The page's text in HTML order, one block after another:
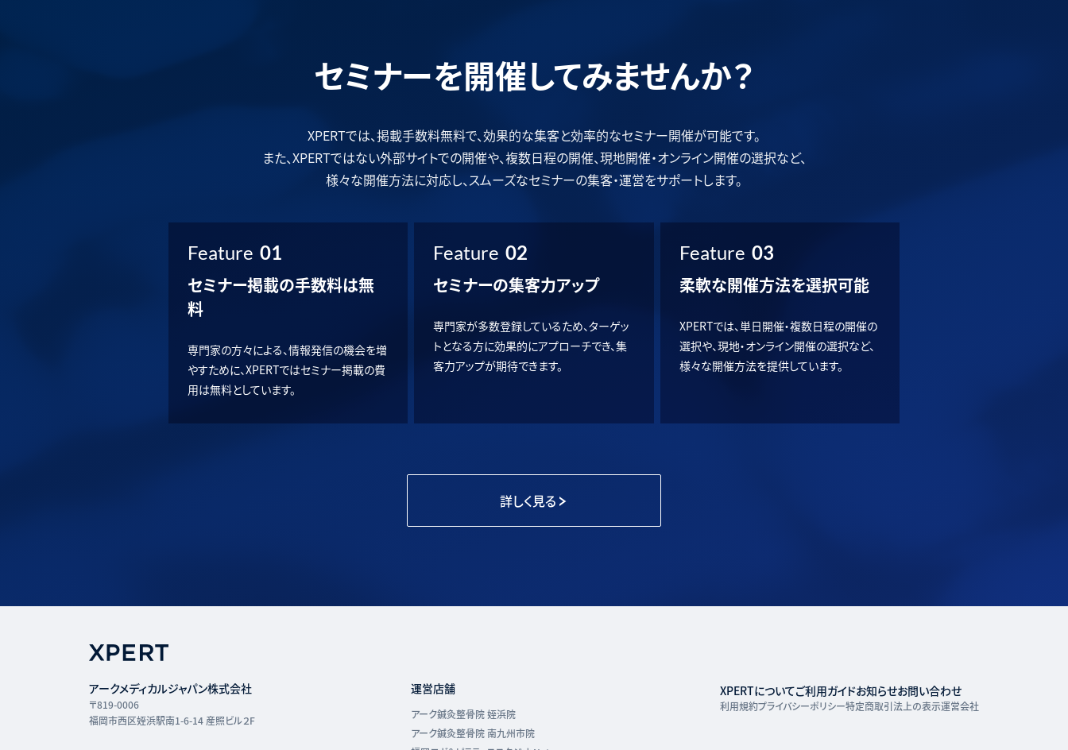
セミナーを開催してみませんか？
XPERTでは、掲載手数料無料で、効果的な集客と効率的なセミナー開催が可能です。
また、XPERTではない外部サイトでの開催や、複数日程の開催、現地開催・オンライン開催の選択など、
様々な開催方法に対応し、スムーズなセミナーの集客・運営をサポートします。
Feature 01
セミナー掲載の手数料は無
料
専門家の方々による、情報発信の機会を増
やすために、XPERTではセミナー掲載の費
用は無料としています。
Feature 02
セミナーの集客力アップ
専門家が多数登録しているため、ターゲッ
トとなる方に効果的にアプローチでき、集
客力アップが期待できます。
Feature 03
柔軟な開催方法を選択可能
XPERTでは、単日開催・複数日程の開催の
選択や、現地・オンライン開催の選択など、
様々な開催方法を提供しています。
詳しく見る
アークメディカルジャパン株式会社
〒819-0006
福岡市西区姪浜駅南1-6-14 産照ビル２F
運営店舗
アーク鍼灸整骨院 姪浜院
アーク鍼灸整骨院 南九州市院
XPERTについてご利用ガイドお知らせお問い合わせ
利用規約プライバシーポリシー特定商取引法上の表示運営会社